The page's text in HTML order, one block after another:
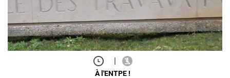
|
À l'ENTPE !